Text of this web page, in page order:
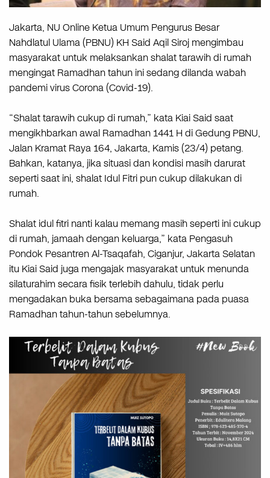
Jakarta, NU Online Ketua Umum Pengurus Besar
Nahdlatul Ulama (PBNU) KH Said Aqil Siroj mengimbau
masyarakat untuk melaksankan shalat tarawih di rumah
mengingat Ramadhan tahun ini sedang dilanda wabah
pandemi virus Corona (Covid-19).
“Shalat tarawih cukup di rumah,” kata Kiai Said saat
mengikhbarkan awal Ramadhan 1441 H di Gedung PBNU,
Jalan Kramat Raya 164, Jakarta, Kamis (23/4) petang.
Bahkan, katanya, jika situasi dan kondisi masih darurat
seperti saat ini, shalat Idul Fitri pun cukup dilakukan di
rumah.
Shalat idul fitri nanti kalau memang masih seperti ini cukup
di rumah, jamaah dengan keluarga,” kata Pengasuh
Pondok Pesantren Al-Tsaqafah, Ciganjur, Jakarta Selatan
itu Kiai Said juga mengajak masyarakat untuk menunda
silaturahim secara fisik terlebih dahulu, tidak perlu
mengadakan buka bersama sebagaimana pada puasa
Ramadhan tahun-tahun sebelumnya.